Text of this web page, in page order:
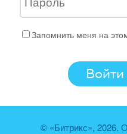
Запомнить меня на
© «Битрикс», 2026.